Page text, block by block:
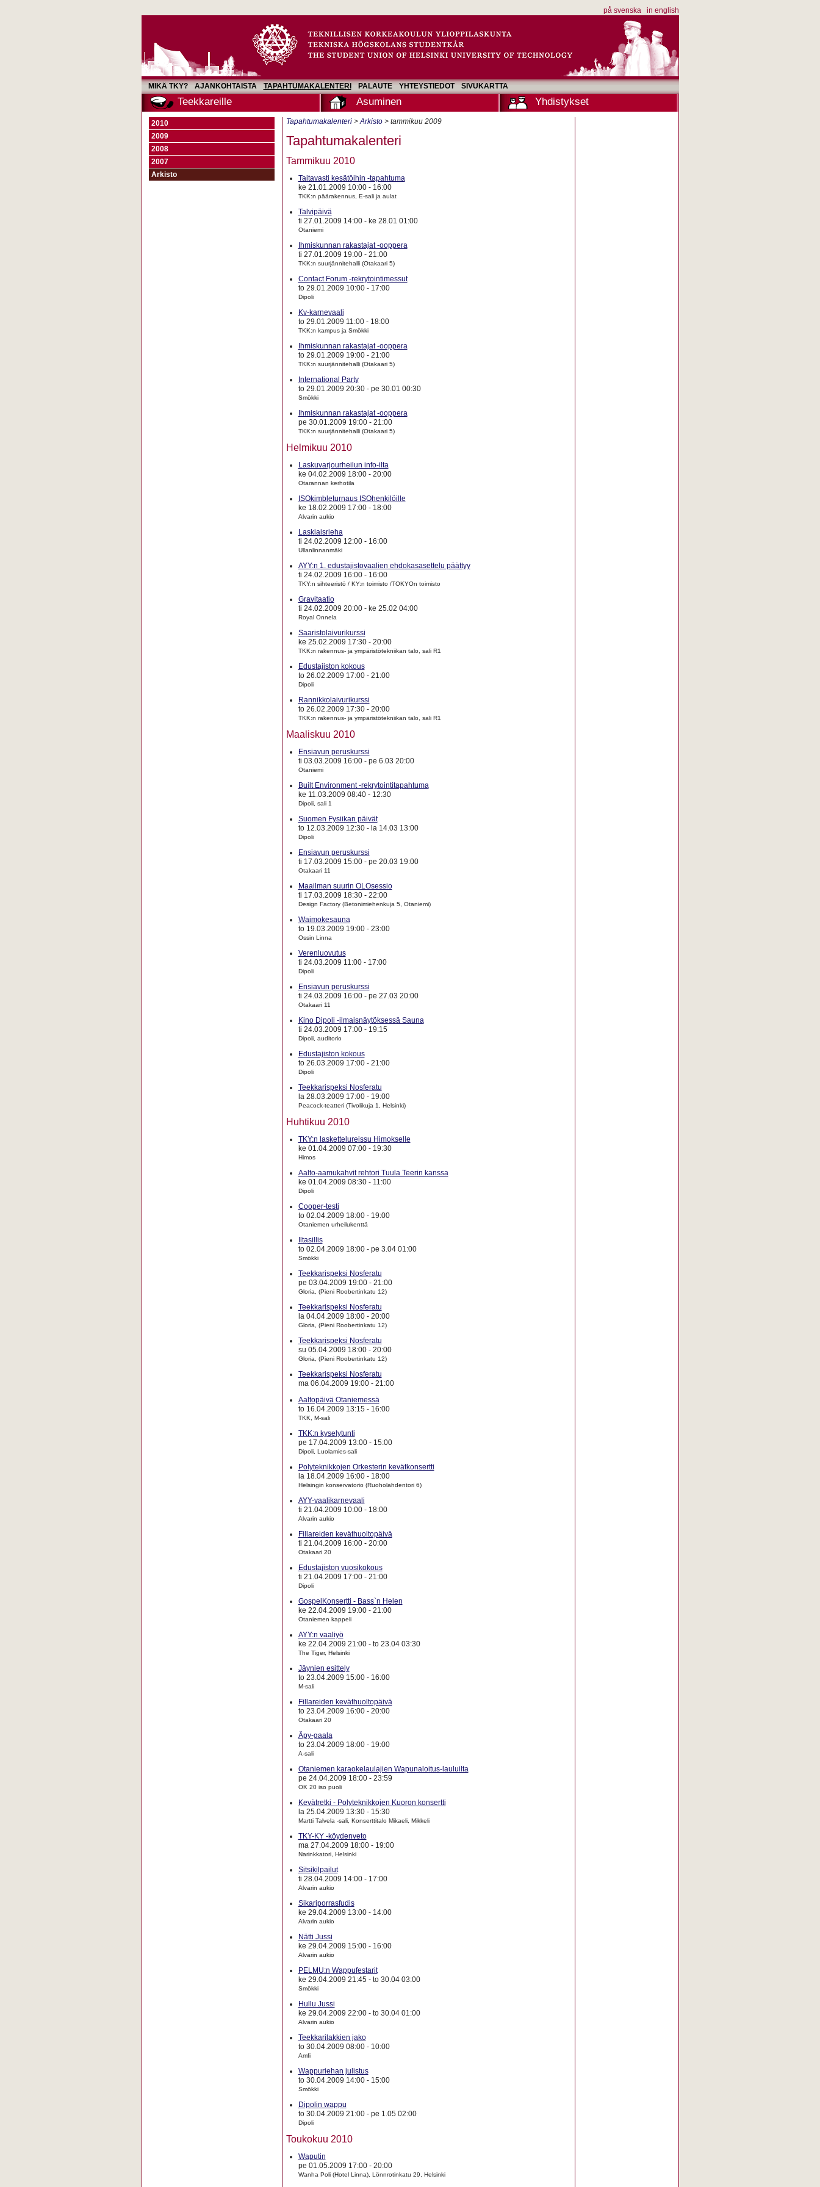
på svenska in english
MIKÄ TKY? AJANKOHTAISTA TAPAHTUMAKALENTERI PALAUTE YHTEYSTIEDOT SIVUKARTTA
Teekkareille Asuminen Yhdistykset
2010
2009
2008
2007
Arkisto
Tapahtumakalenteri>Arkisto> tammikuu 2009
Tapahtumakalenteri
Tammikuu 2010
Taitavasti kesätöihin -tapahtuma
ke 21.01.2009 10:00- 16:00
TKK:n päärakennus, E-sali ja aulat
Talvipäivä
ti 27.01.2009 14:00- ke 28.01 01:00
Otaniemi
Ihmiskunnan rakastajat -ooppera
ti 27.01.2009 19:00- 21:00
TKK:n suurjännitehalli (Otakaari 5)
Contact Forum -rekrytointimessut
to 29.01.2009 10:00- 17:00
Dipoli
Kv-karnevaali
to 29.01.2009 11:00- 18:00
TKK:n kampus ja Smökki
Ihmiskunnan rakastajat -ooppera
to 29.01.2009 19:00- 21:00
TKK:n suurjännitehalli (Otakaari 5)
International Party
to 29.01.2009 20:30- pe 30.01 00:30
Smökki
Ihmiskunnan rakastajat -ooppera
pe 30.01.2009 19:00- 21:00
TKK:n suurjännitehalli (Otakaari 5)
Helmikuu 2010
Laskuvarjourheilun info-ilta
ke 04.02.2009 18:00- 20:00
Otarannan kerhotila
ISOkimbleturnaus ISOhenkilöille
ke 18.02.2009 17:00- 18:00
Alvarin aukio
Laskiaisrieha
ti 24.02.2009 12:00- 16:00
Ullanlinnanmäki
AYY:n 1. edustajistovaalien ehdokasasettelu päättyy
ti 24.02.2009 16:00- 16:00
TKY:n sihteeristö / KY:n toimisto /TOKYOn toimisto
Gravitaatio
ti 24.02.2009 20:00- ke 25.02 04:00
Royal Onnela
Saaristolaivurikurssi
ke 25.02.2009 17:30- 20:00
TKK:n rakennus- ja ympäristötekniikan talo, sali R1
Edustajiston kokous
to 26.02.2009 17:00- 21:00
Dipoli
Rannikkolaivurikurssi
to 26.02.2009 17:30- 20:00
TKK:n rakennus- ja ympäristötekniikan talo, sali R1
Maaliskuu 2010
Ensiavun peruskurssi
ti 03.03.2009 16:00- pe 6.03 20:00
Otaniemi
Built Environment -rekrytointitapahtuma
ke 11.03.2009 08:40- 12:30
Dipoli, sali 1
Suomen Fysiikan päivät
to 12.03.2009 12:30- la 14.03 13:00
Dipoli
Ensiavun peruskurssi
ti 17.03.2009 15:00- pe 20.03 19:00
Otakaari 11
Maailman suurin OLOsessio
ti 17.03.2009 18:30- 22:00
Design Factory (Betonimiehenkuja 5, Otaniemi)
Waimokesauna
to 19.03.2009 19:00- 23:00
Ossin Linna
Verenluovutus
ti 24.03.2009 11:00- 17:00
Dipoli
Ensiavun peruskurssi
ti 24.03.2009 16:00- pe 27.03 20:00
Otakaari 11
Kino Dipoli -ilmaisnäytöksessä Sauna
ti 24.03.2009 17:00- 19:15
Dipoli, auditorio
Edustajiston kokous
to 26.03.2009 17:00- 21:00
Dipoli
Teekkarispeksi Nosferatu
la 28.03.2009 17:00- 19:00
Peacock-teatteri (Tivolikuja 1, Helsinki)
Huhtikuu 2010
TKY:n laskettelureissu Himokselle
ke 01.04.2009 07:00- 19:30
Himos
Aalto-aamukahvit rehtori Tuula Teerin kanssa
ke 01.04.2009 08:30- 11:00
Dipoli
Cooper-testi
to 02.04.2009 18:00- 19:00
Otaniemen urheilukenttä
Iltasillis
to 02.04.2009 18:00- pe 3.04 01:00
Smökki
Teekkarispeksi Nosferatu
pe 03.04.2009 19:00- 21:00
Gloria, (Pieni Roobertinkatu 12)
Teekkarispeksi Nosferatu
la 04.04.2009 18:00- 20:00
Gloria, (Pieni Roobertinkatu 12)
Teekkarispeksi Nosferatu
su 05.04.2009 18:00- 20:00
Gloria, (Pieni Roobertinkatu 12)
Teekkarispeksi Nosferatu
ma 06.04.2009 19:00- 21:00
Aaltopäivä Otaniemessä
to 16.04.2009 13:15- 16:00
TKK, M-sali
TKK:n kyselytunti
pe 17.04.2009 13:00- 15:00
Dipoli, Luolamies-sali
Polyteknikkojen Orkesterin kevätkonsertti
la 18.04.2009 16:00- 18:00
Helsingin konservatorio (Ruoholahdentori 6)
AYY-vaalikarnevaali
ti 21.04.2009 10:00- 18:00
Alvarin aukio
Fillareiden keväthuoltopäivä
ti 21.04.2009 16:00- 20:00
Otakaari 20
Edustajiston vuosikokous
ti 21.04.2009 17:00- 21:00
Dipoli
GospelKonsertti - Bass`n Helen
ke 22.04.2009 19:00- 21:00
Otaniemen kappeli
AYY:n vaaliyö
ke 22.04.2009 21:00- to 23.04 03:30
The Tiger, Helsinki
Jäynien esittely
to 23.04.2009 15:00- 16:00
M-sali
Fillareiden keväthuoltopäivä
to 23.04.2009 16:00- 20:00
Otakaari 20
Äpy-gaala
to 23.04.2009 18:00- 19:00
A-sali
Otaniemen karaokelaulajien Wapunaloitus-lauluilta
pe 24.04.2009 18:00- 23:59
OK 20 iso puoli
Kevätretki - Polyteknikkojen Kuoron konsertti
la 25.04.2009 13:30- 15:30
Martti Talvela -sali, Konserttitalo Mikaeli, Mikkeli
TKY-KY -köydenveto
ma 27.04.2009 18:00- 19:00
Narinkkatori, Helsinki
Sitsikilpailut
ti 28.04.2009 14:00- 17:00
Alvarin aukio
Sikariporrasfudis
ke 29.04.2009 13:00- 14:00
Alvarin aukio
Nätti Jussi
ke 29.04.2009 15:00- 16:00
Alvarin aukio
PELMU:n Wappufestarit
ke 29.04.2009 21:45- to 30.04 03:00
Smökki
Hullu Jussi
ke 29.04.2009 22:00- to 30.04 01:00
Alvarin aukio
Teekkarilakkien jako
to 30.04.2009 08:00- 10:00
Amfi
Wappuriehan julistus
to 30.04.2009 14:00- 15:00
Smökki
Dipolin wappu
to 30.04.2009 21:00- pe 1.05 02:00
Dipoli
Toukokuu 2010
Waputin
pe 01.05.2009 17:00- 20:00
Wanha Poli (Hotel Linna), Lönnrotinkatu 29, Helsinki